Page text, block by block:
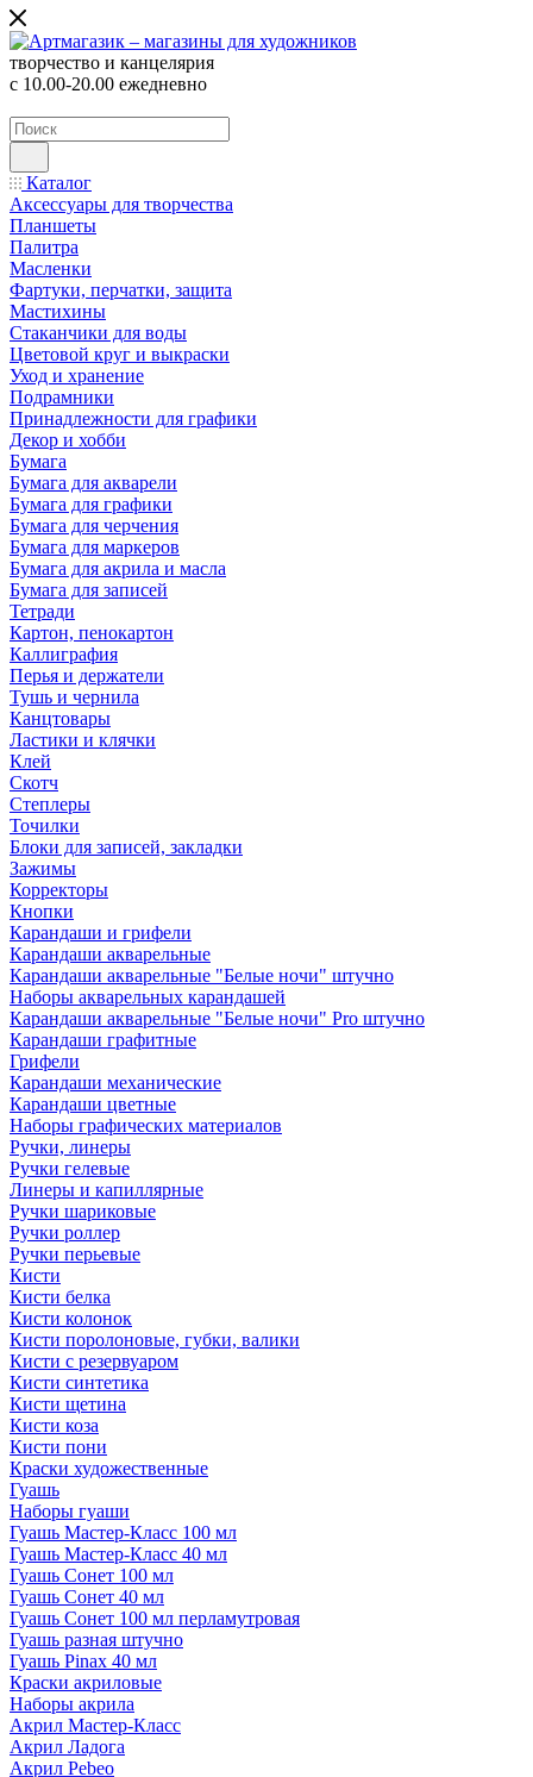
творчество и канцелярия
с 10.00-20.00 ежедневно
Каталог
Аксессуары для творчества
Планшеты
Палитра
Масленки
Фартуки, перчатки, защита
Мастихины
Стаканчики для воды
Цветовой круг и выкраски
Уход и хранение
Подрамники
Принадлежности для графики
Декор и хобби
Бумага
Бумага для акварели
Бумага для графики
Бумага для черчения
Бумага для маркеров
Бумага для акрила и масла
Бумага для записей
Тетради
Картон, пенокартон
Каллиграфия
Перья и держатели
Тушь и чернила
Канцтовары
Ластики и клячки
Клей
Скотч
Степлеры
Точилки
Блоки для записей, закладки
Зажимы
Корректоры
Кнопки
Карандаши и грифели
Карандаши акварельные
Карандаши акварельные "Белые ночи" штучно
Наборы акварельных карандашей
Карандаши акварельные "Белые ночи" Pro штучно
Карандаши графитные
Грифели
Карандаши механические
Карандаши цветные
Наборы графических материалов
Ручки, линеры
Ручки гелевые
Линеры и капиллярные
Ручки шариковые
Ручки роллер
Ручки перьевые
Кисти
Кисти белка
Кисти колонок
Кисти поролоновые, губки, валики
Кисти с резервуаром
Кисти синтетика
Кисти щетина
Кисти коза
Кисти пони
Краски художественные
Гуашь
Наборы гуаши
Гуашь Мастер-Класс 100 мл
Гуашь Мастер-Класс 40 мл
Гуашь Сонет 100 мл
Гуашь Сонет 40 мл
Гуашь Сонет 100 мл перламутровая
Гуашь разная штучно
Гуашь Pinax 40 мл
Краски акриловые
Наборы акрила
Акрил Мастер-Класс
Акрил Ладога
Акрил Pebeo